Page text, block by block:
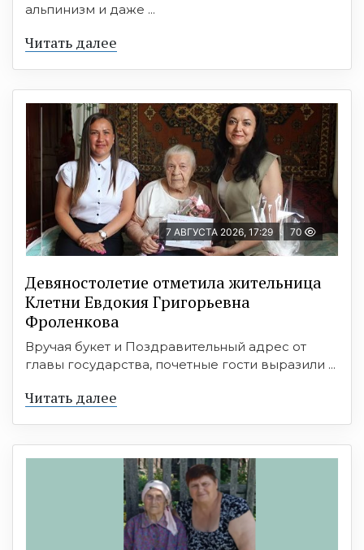
альпинизм и даже ...
Читать далее
7 АВГУСТА 2026, 17:29 70
Девяностолетие отметила жительница
Клетни Евдокия Григорьевна
Фроленкова
Вручая букет и Поздравительный адрес от
главы государства, почетные гости выразили ...
Читать далее